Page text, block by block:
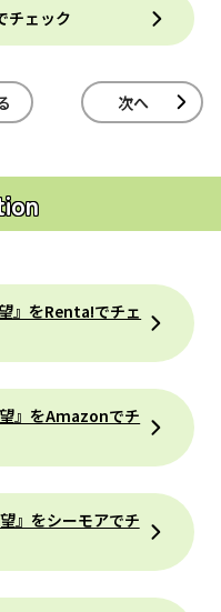
チェック
次へ
』をRenta!でチェ
』をAmazonでチ
』をシーモアでチ